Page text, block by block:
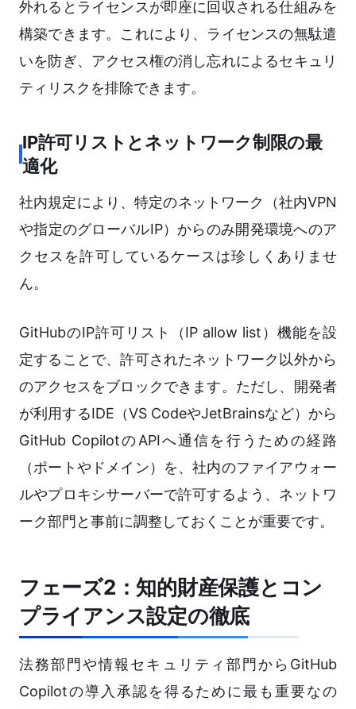
外れるとライセンスが即座に回収される仕組みを
構築できます。これにより、ライセンスの無駄遣
いを防ぎ、アクセス権の消し忘れによるセキュリ
ティリスクを排除できます。
IP許可リストとネットワーク制限の最
適化
社内規定により、特定のネットワーク（社内VPN
や指定のグローバルIP）からのみ開発環境へのア
クセスを許可しているケースは珍しくありませ
ん。
GitHubのIP許可リスト（IP allow list）機能を設
定することで、許可されたネットワーク以外から
のアクセスをブロックできます。ただし、開発者
が利用するIDE（VS CodeやJetBrainsなど）から
GitHub CopilotのAPIへ通信を行うための経路
（ポートやドメイン）を、社内のファイアウォー
ルやプロキシサーバーで許可するよう、ネットワ
ーク部門と事前に調整しておくことが重要です。
フェーズ2：知的財産保護とコン
プライアンス設定の徹底
法務部門や情報セキュリティ部門からGitHub
Copilotの導入承認を得るために最も重要なの